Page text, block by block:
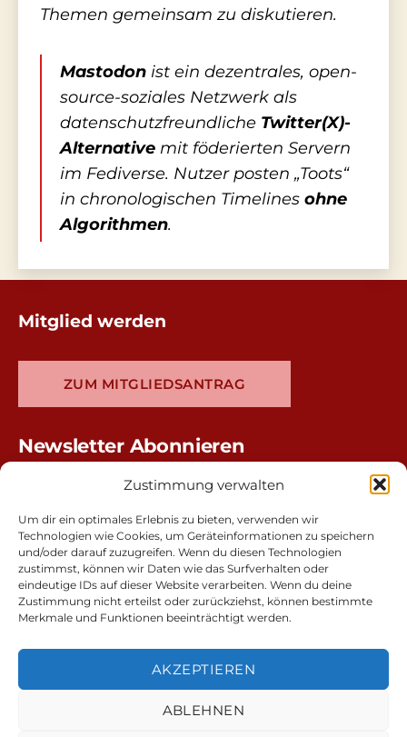
Zustimmung verwalten
Um dir ein optimales Erlebnis zu bieten, verwenden wir
Technologien wie Cookies, um Geräteinformationen zu speichern
und/oder darauf zuzugreifen. Wenn du diesen Technologien
zustimmst, können wir Daten wie das Surfverhalten oder
eindeutige IDs auf dieser Website verarbeiten. Wenn du deine
Zustimmung nicht erteilst oder zurückziehst, können bestimmte
Merkmale und Funktionen beeinträchtigt werden.
AKZEPTIEREN
ABLEHNEN
Themen gemeinsam zu diskutieren.
Mastodon ist ein dezentrales, open-
source-soziales Netzwerk als
datenschutzfreundliche Twitter(X)-
Alternative mit föderierten Servern
im Fediverse. Nutzer posten „Toots“
in chronologischen Timelines ohne
Algorithmen.
Mitglied werden
ZUM MITGLIEDSANTRAG
Newsletter Abonnieren